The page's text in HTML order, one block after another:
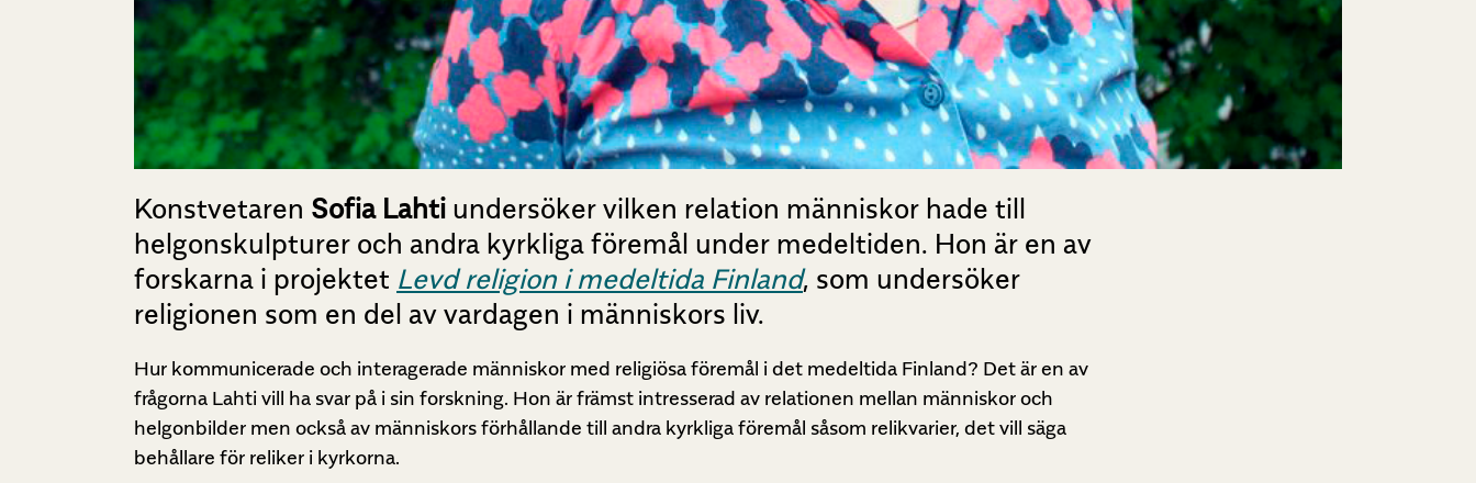
Konstvetaren Sofia Lahti undersöker vilken relation människor hade till
helgonskulpturer och andra kyrkliga föremål under medeltiden. Hon är en av
forskarna i projektet Levd religion i medeltida Finland, som undersöker
religionen som en del av vardagen i människors liv.
Hur kommunicerade och interagerade människor med religiösa föremål i det medeltida Finland? Det är en av
frågorna Lahti vill ha svar på i sin forskning. Hon är främst intresserad av relationen mellan människor och
helgonbilder men också av människors förhållande till andra kyrkliga föremål såsom relikvarier, det vill säga
behållare för reliker i kyrkorna.